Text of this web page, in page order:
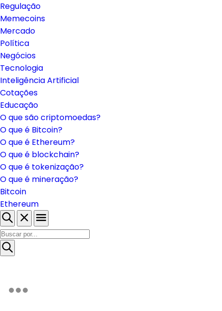
Regulação
Memecoins
Mercado
Política
Negócios
Tecnologia
Inteligência Artificial
Cotações
Educação
O que são criptomoedas?
O que é Bitcoin?
O que é Ethereum?
O que é blockchain?
O que é tokenização?
O que é mineração?
Bitcoin
Ethereum